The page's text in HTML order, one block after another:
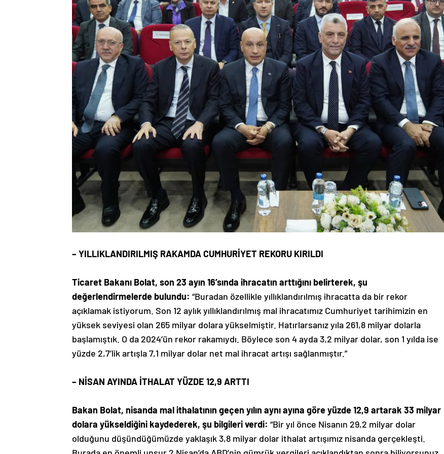
– YILLIKLANDIRILMIŞ RAKAMDA CUMHURİYET REKORU KIRILDI
Ticaret Bakanı Bolat, son 23 ayın 16’sında ihracatın arttığını belirterek, şu
değerlendirmelerde bulundu: “Buradan özellikle yıllıklandırılmış ihracatta da bir rekor
açıklamak istiyorum. Son 12 aylık yıllıklandırılmış mal ihracatımız Cumhuriyet tarihimizin en
yüksek seviyesi olan 265 milyar dolara yükselmiştir. Hatırlarsanız yıla 261,8 milyar dolarla
başlamıştık. O da 2024’ün rekor rakamıydı. Böylece son 4 ayda 3,2 milyar dolar, son 1 yılda ise
yüzde 2,7’lik artışla 7,1 milyar dolar net mal ihracat artışı sağlanmıştır.”
– NİSAN AYINDA İTHALAT YÜZDE 12,9 ARTTI
Bakan Bolat, nisanda mal ithalatının geçen yılın aynı ayına göre yüzde 12,9 artarak 33 milyar
dolara yükseldiğini kaydederek, şu bilgileri verdi: “Bir yıl önce Nisanın 29,2 milyar dolar
olduğunu düşündüğümüzde yaklaşık 3,8 milyar dolar ithalat artışımız nisanda gerçekleşti.